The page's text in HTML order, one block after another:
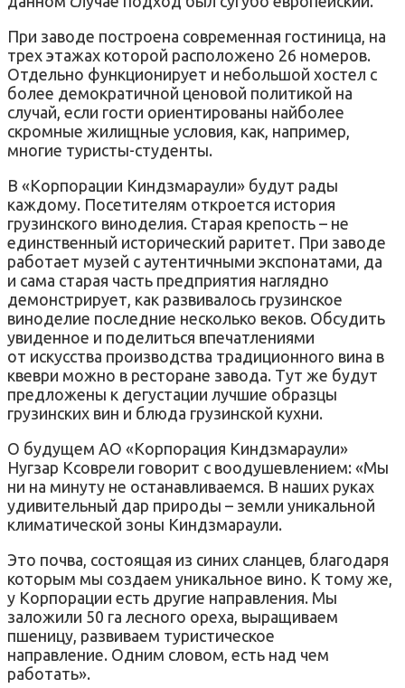
При заводе построена современная гостиница, на
трех этажах которой расположено 26 номеров.
Отдельно функционирует и небольшой хостел с
более демократичной ценовой политикой на
случай, если гости ориентированы найболее
скромные жилищные условия, как, например,
многие туристы-студенты.
В «Корпорации Киндзмараули» будут рады
каждому. Посетителям откроется история
грузинского виноделия. Старая крепость – не
единственный исторический раритет. При заводе
работает музей с аутентичными экспонатами, да
и сама старая часть предприятия наглядно
демонстрирует, как развивалось грузинское
виноделие последние несколько веков. Обсудить
увиденное и поделиться впечатлениями
от искусства производства традиционного вина в
квеври можно в ресторане завода. Тут же будут
предложены к дегустации лучшие образцы
грузинских вин и блюда грузинской кухни.
О будущем АО «Корпорация Киндзмараули»
Нугзар Ксоврели говорит с воодушевлением: «Мы
ни на минуту не останавливаемся. В наших руках
удивительный дар природы – земли уникальной
климатической зоны Киндзмараули.
Это почва, состоящая из синих сланцев, благодаря
которым мы создаем уникальное вино. К тому же,
у Корпорации есть другие направления. Мы
заложили 50 га лесного ореха, выращиваем
пшеницу, развиваем туристическое
направление. Одним словом, есть над чем
работать».